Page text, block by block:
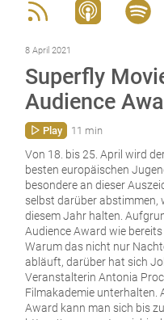
8 April 2021
Superfly
Audience
Play 11 min
Von 18. bis 25. April wird
besten europäischen
besondere an dieser
selbst darüber abstimmen,
diesem Jahr halten.
Audience Award wie
Warum das nicht nur
abläuft, darüber hat sich
Veranstalterin Antonia
Filmakademie unterhalten.
Award kann man sich bis